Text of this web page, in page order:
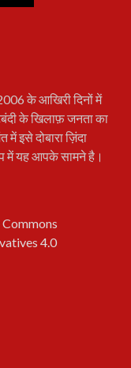
के आखिरी दिनों में
के खिलाफ़ जनता का
इसे दोबारा ज़िंदा
में यह आपके सामने है।
4.0